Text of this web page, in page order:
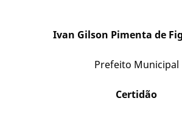
Ivan Gilson Pimenta de
Prefeito Municipal
Certidão